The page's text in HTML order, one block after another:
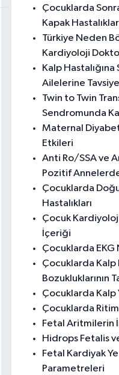
Çocuklarda
Kapak
Türkiye Neden
Kardiyoloji
Kalp Hastalığına
Ailelerine
Twin to Twin
Sendromunda
Maternal
Etkileri
Anti Ro/SSA ve
Pozitif
Çocuklarda
Hastalıkları
Çocuk
İçeriği
Çocuklarda EKG
Çocuklarda Kalp
Bozukluklarının
Çocuklarda
Çocuklarda
Fetal Aritmilerin
Hidrops Fetalis
Fetal Kardiyak
Parametreleri